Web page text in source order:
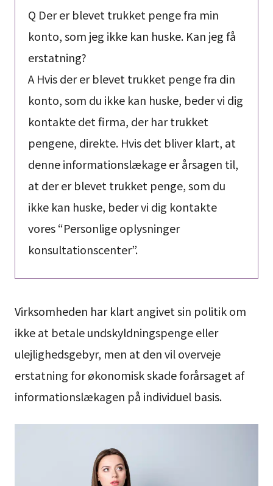
Q Der er blevet trukket penge fra min
konto, som jeg ikke kan huske. Kan jeg få
erstatning?
A Hvis der er blevet trukket penge fra din
konto, som du ikke kan huske, beder vi dig
kontakte det firma, der har trukket
pengene, direkte. Hvis det bliver klart, at
denne informationslækage er årsagen til,
at der er blevet trukket penge, som du
ikke kan huske, beder vi dig kontakte
vores “Personlige oplysninger
konsultationscenter”.
Virksomheden har klart angivet sin politik om
ikke at betale undskyldningspenge eller
ulejlighedsgebyr, men at den vil overveje
erstatning for økonomisk skade forårsaget af
informationslækagen på individuel basis.